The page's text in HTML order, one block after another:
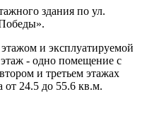
здания по ул.
и эксплуатируемой
- одно помещение с
и третьем этажах
от 24.5 до 55.6 кв.м.